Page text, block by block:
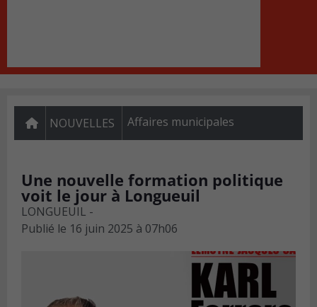
NOUVELLES Affaires municipales
Une nouvelle formation politique
voit le jour à Longueuil
LONGUEUIL -
Publié le 16 juin 2025 à 07h06